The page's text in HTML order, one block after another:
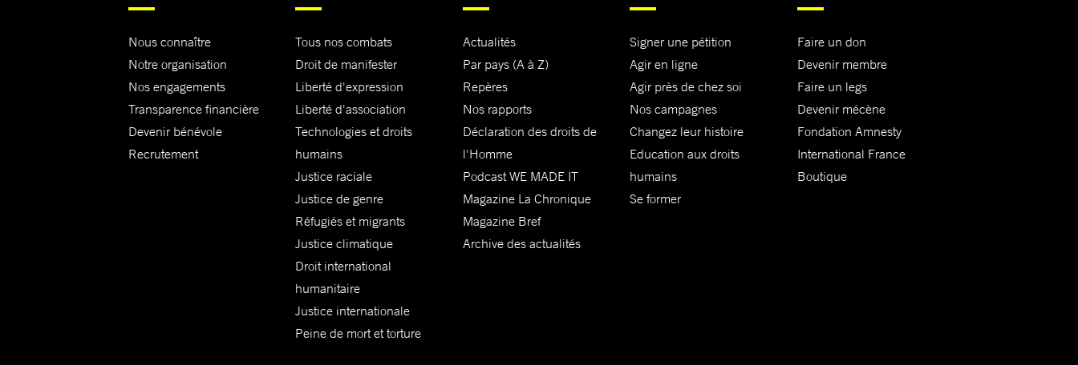
Nous connaître
Notre organisation
Nos engagements
Transparence financière
Devenir bénévole
Recrutement
Tous nos combats
Droit de manifester
Liberté d'expression
Liberté d'association
Technologies et droits
humains
Justice raciale
Justice de genre
Réfugiés et migrants
Justice climatique
Droit international
humanitaire
Justice internationale
Peine de mort et torture
Actualités
Par pays (A à Z)
Repères
Nos rapports
Déclaration des droits de
l'Homme
Podcast WE MADE IT
Magazine La Chronique
Magazine Bref
Archive des actualités
Signer une pétition
Agir en ligne
Agir près de chez soi
Nos campagnes
Changez leur histoire
Education aux droits
humains
Se former
Faire un don
Devenir membre
Faire un legs
Devenir mécène
Fondation Amnesty
International France
Boutique